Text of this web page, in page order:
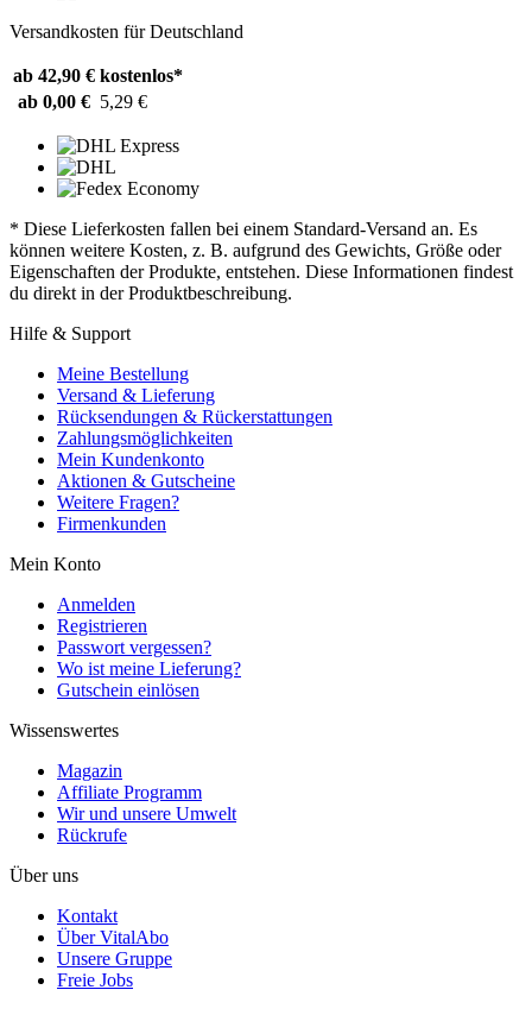
Versandkosten für Deutschland
ab 42,90 € kostenlos*
ab 0,00 € 5,29 €
* Diese Lieferkosten fallen bei einem Standard-Versand an. Es
können weitere Kosten, z. B. aufgrund des Gewichts, Größe oder
Eigenschaften der Produkte, entstehen. Diese Informationen findest
du direkt in der Produktbeschreibung.
Hilfe & Support
Meine Bestellung
Versand & Lieferung
Rücksendungen & Rückerstattungen
Zahlungsmöglichkeiten
Mein Kundenkonto
Aktionen & Gutscheine
Weitere Fragen?
Firmenkunden
Mein Konto
Anmelden
Registrieren
Passwort vergessen?
Wo ist meine Lieferung?
Gutschein einlösen
Wissenswertes
Magazin
Affiliate Programm
Wir und unsere Umwelt
Rückrufe
Über uns
Kontakt
Über VitalAbo
Unsere Gruppe
Freie Jobs